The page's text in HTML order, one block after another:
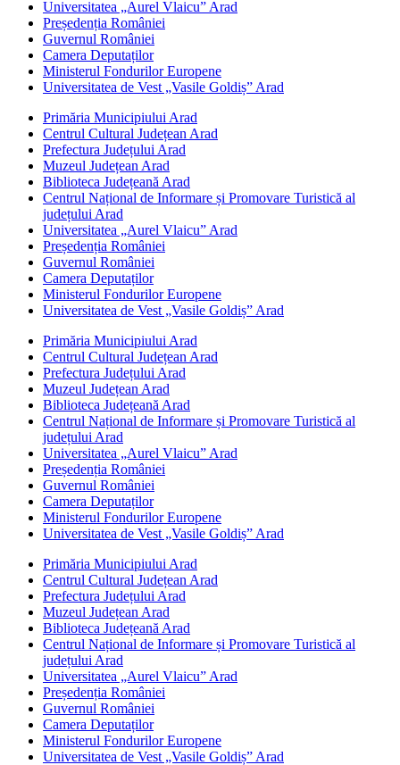
Universitatea „Aurel Vlaicu” Arad
Președenția României
Guvernul României
Camera Deputaților
Ministerul Fondurilor Europene
Universitatea de Vest „Vasile Goldiș” Arad
Primăria Municipiului Arad
Centrul Cultural Județean Arad
Prefectura Județului Arad
Muzeul Județean Arad
Biblioteca Județeană Arad
Centrul Național de Informare și Promovare Turistică al
județului Arad
Universitatea „Aurel Vlaicu” Arad
Președenția României
Guvernul României
Camera Deputaților
Ministerul Fondurilor Europene
Universitatea de Vest „Vasile Goldiș” Arad
Primăria Municipiului Arad
Centrul Cultural Județean Arad
Prefectura Județului Arad
Muzeul Județean Arad
Biblioteca Județeană Arad
Centrul Național de Informare și Promovare Turistică al
județului Arad
Universitatea „Aurel Vlaicu” Arad
Președenția României
Guvernul României
Camera Deputaților
Ministerul Fondurilor Europene
Universitatea de Vest „Vasile Goldiș” Arad
Primăria Municipiului Arad
Centrul Cultural Județean Arad
Prefectura Județului Arad
Muzeul Județean Arad
Biblioteca Județeană Arad
Centrul Național de Informare și Promovare Turistică al
județului Arad
Universitatea „Aurel Vlaicu” Arad
Președenția României
Guvernul României
Camera Deputaților
Ministerul Fondurilor Europene
Universitatea de Vest „Vasile Goldiș” Arad